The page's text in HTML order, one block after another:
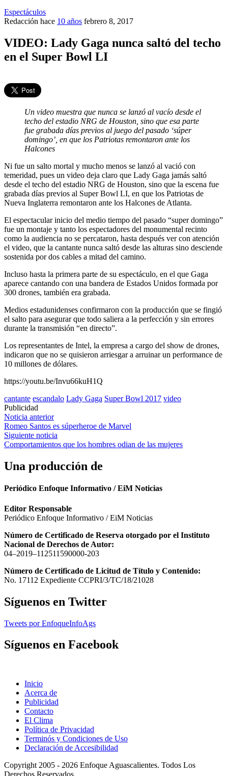
Espectáculos
Redacción hace 10 años febrero 8, 2017
VIDEO: Lady Gaga nunca saltó del techo
en el Super Bowl LI
Un video muestra que nunca se lanzó al vacío desde el
techo del estadio NRG de Houston, sino que esa parte
fue grabada días previos al juego del pasado ‘súper
domingo’, en que los Patriotas remontaron ante los
Halcones
Ni fue un salto mortal y mucho menos se lanzó al vació con
temeridad, pues un video deja claro que Lady Gaga jamás saltó
desde el techo del estadio NRG de Houston, sino que la escena fue
grabada días previos al Super Bowl LI, en que los Patriotas de
Nueva Inglaterra remontaron ante los Halcones de Atlanta.
El espectacular inicio del medio tiempo del pasado “super domingo”
fue un montaje y tanto los espectadores del monumental recinto
como la audiencia no se percataron, hasta después ver con atención
el video, que la cantante nunca saltó desde las alturas sino desciende
sostenida por dos cables a mitad del camino.
Incluso hasta la primera parte de su espectáculo, en el que Gaga
aparece cantando con una bandera de Estados Unidos formada por
300 drones, también era grabada.
Medios estadunidenses confirmaron con la producción que se fingió
el salto para asegurar que todo saliera a la perfección y sin errores
durante la transmisión “en directo”.
Los representantes de Intel, la empresa a cargo del show de drones,
indicaron que no se quisieron arriesgar a arruinar un performance de
10 millones de dólares.
https://youtu.be/Invu66kuH1Q
cantante escandalo Lady Gaga Super Bowl 2017 video
Publicidad
Navegación
de
entradas
Noticia anterior
Romeo Santos es súperheroe de Marvel
Siguiente noticia
Comportamientos que los hombres odian de las mujeres
Una producción de
Periódico Enfoque Informativo / EiM Noticias
Editor Responsable
Periódico Enfoque Informativo / EiM Noticias
Número de Certificado de Reserva otorgado por el Instituto
Nacional de Derechos de Autor:
04–2019–112511590000-203
Número de Certificado de Licitud de Título y Contenido:
No. 17112 Expediente CCPRI/3/TC/18/21028
Síguenos en Twitter
Tweets por EnfoqueInfoAgs
Síguenos en Facebook
Inicio
Acerca de
Publicidad
Contacto
El Clima
Política de Privacidad
Terminós y Condiciones de Uso
Declaración de Accesibilidad
Copyright 2005 - 2026 Enfoque Aguascalientes. Todos Los